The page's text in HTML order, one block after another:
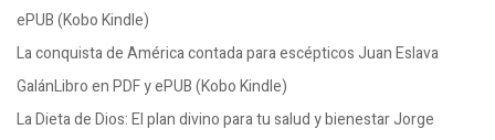
ePUB (Kobo Kindle)
La conquista de América contada para escépticos Juan Eslava
GalánLibro en PDF y ePUB (Kobo Kindle)
La Dieta de Dios: El plan divino para tu salud y bienestar Jorge